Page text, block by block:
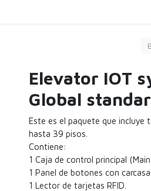
Elevator IOT
Global
Este es el paquete que incluye
hasta 39 pisos.
Contiene:
1 Caja de control principal
1 Panel de botones con
1 Lector de tarjetas RFID.